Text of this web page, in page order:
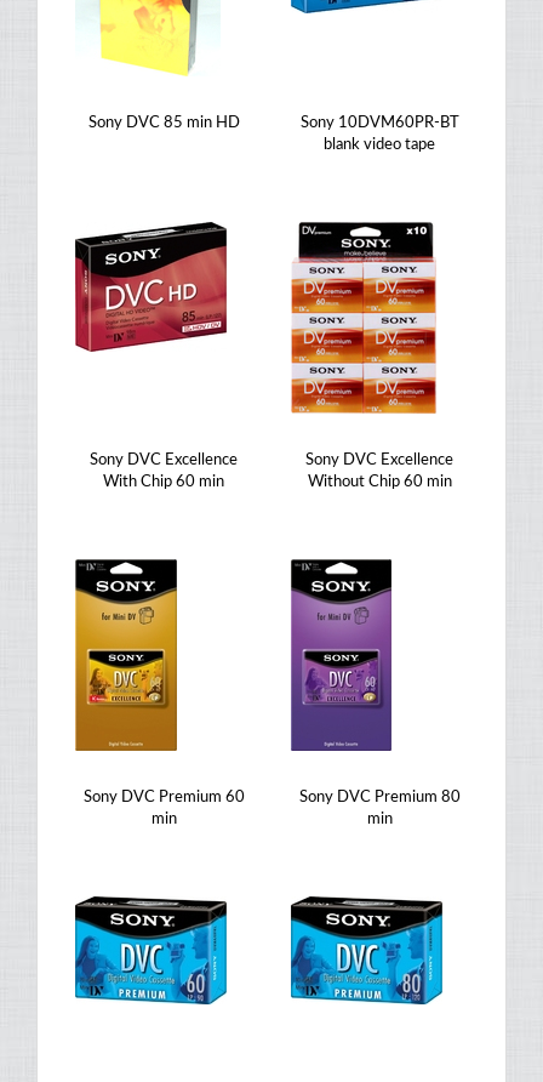
Sony DVC 85 min HD
Sony 10DVM60PR-BT
blank video tape
Sony DVC Excellence
With Chip 60 min
Sony DVC Excellence
Without Chip 60 min
Sony DVC Premium 60
min
Sony DVC Premium 80
min